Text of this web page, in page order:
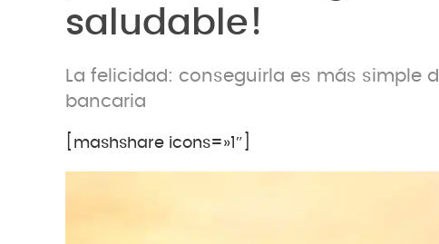
saludable!
La felicidad: conseguirla es más simple
bancaria
[mashshare icons=»1″]